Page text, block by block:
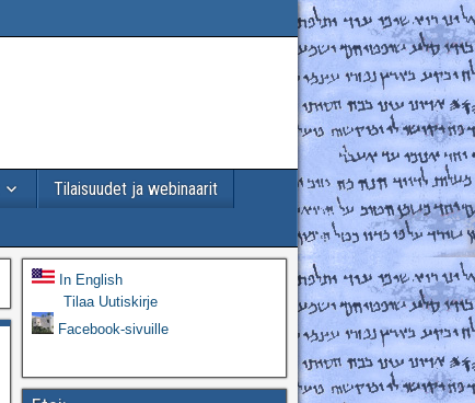
Tilaisuudet ja webinaarit
In English
Tilaa Uutiskirje
Facebook-sivuille